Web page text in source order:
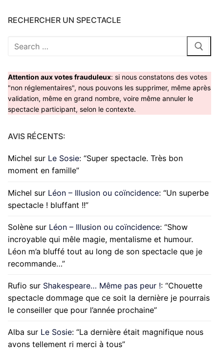
RECHERCHER UN SPECTACLE
Rechercher
Attention aux votes frauduleux: si nous constatons des votes
"non réglementaires", nous pouvons les supprimer, même après
validation, même en grand nombre, voire même annuler le
spectacle participant, selon le contexte.
AVIS RÉCENTS:
Michel sur Le Sosie: “Super spectacle. Très bon
moment en famille”
Michel sur Léon – Illusion ou coïncidence: “Un superbe
spectacle ! bluffant !!”
Solène sur Léon – Illusion ou coïncidence: “Show
incroyable qui mêle magie, mentalisme et humour.
Léon m’a bluffé tout au long de son spectacle que je
recommande…”
Rufio sur Shakespeare… Même pas peur !: “Chouette
spectacle dommage que ce soit la dernière je pourrais
le conseiller que pour l’année prochaine”
Alba sur Le Sosie: “La dernière était magnifique nous
avons tellement ri merci à tous”